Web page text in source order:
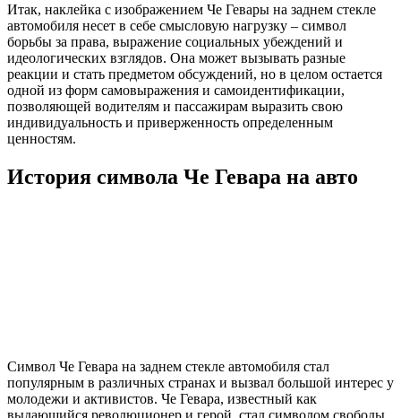
Итак, наклейка с изображением Че Гевары на заднем стекле
автомобиля несет в себе смысловую нагрузку – символ
борьбы за права, выражение социальных убеждений и
идеологических взглядов. Она может вызывать разные
реакции и стать предметом обсуждений, но в целом остается
одной из форм самовыражения и самоидентификации,
позволяющей водителям и пассажирам выразить свою
индивидуальность и приверженность определенным
ценностям.
История символа Че Гевара на авто
Символ Че Гевара на заднем стекле автомобиля стал
популярным в различных странах и вызвал большой интерес у
молодежи и активистов. Че Гевара, известный как